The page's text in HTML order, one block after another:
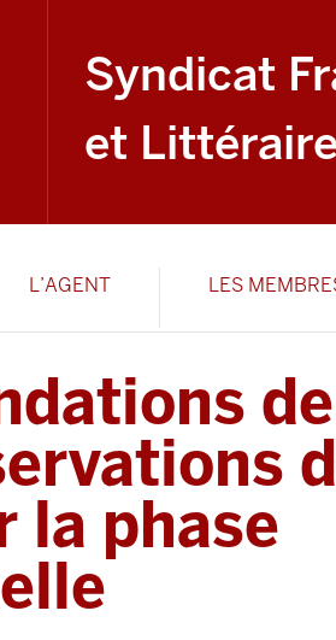
Syndicat
et
L’AGENT LES
de
la phase